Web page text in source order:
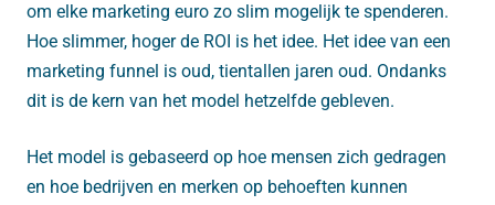
om elke marketing euro zo slim mogelijk te spenderen.
Hoe slimmer, hoger de ROI is het idee. Het idee van een
marketing funnel is oud, tientallen jaren oud. Ondanks
dit is de kern van het model hetzelfde gebleven.
Het model is gebaseerd op hoe mensen zich gedragen
en hoe bedrijven en merken op behoeften kunnen